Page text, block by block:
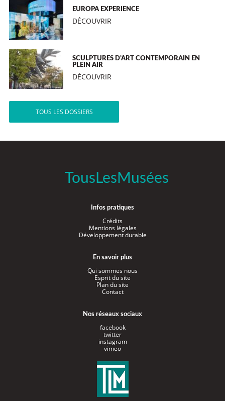
EUROPA EXPERIENCE
DÉCOUVRIR
SCULPTURES D’ART CONTEMPORAIN EN
PLEIN AIR
DÉCOUVRIR
TOUS LES DOSSIERS
TousLesMusées
Infos pratiques
Crédits
Mentions légales
Développement durable
En savoir plus
Qui sommes nous
Esprit du site
Plan du site
Contact
Nos réseaux sociaux
facebook
twitter
instagram
vimeo